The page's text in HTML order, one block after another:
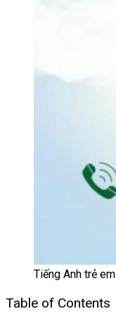
Tiếng Anh trẻ em
Table of Contents